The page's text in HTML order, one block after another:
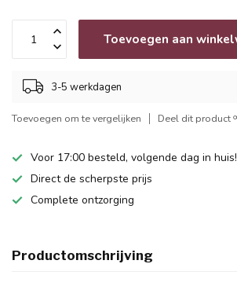
Toevoegen aan
3-5 werkdagen
Toevoegen om te vergelijken Deel dit product
Voor 17:00 besteld, volgende dag in huis!
Direct de scherpste prijs
Complete ontzorging
Productomschrijving